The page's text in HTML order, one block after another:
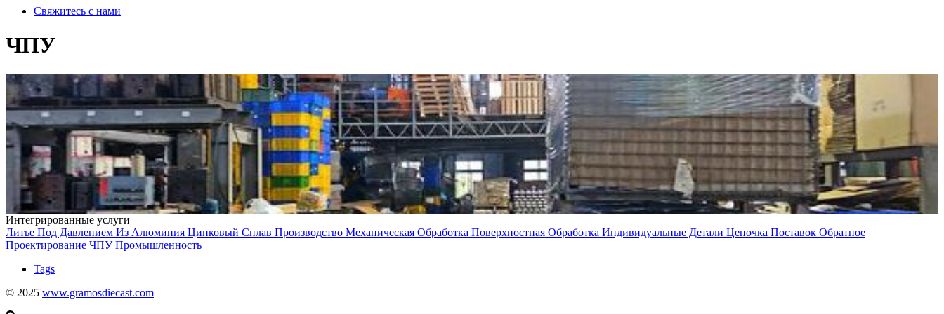
Свяжитесь с нами
ЧПУ
Интегрированные услуги
Литье Под Давлением Из Алюминия Цинковый Сплав Производство Механическая Обработка Поверхностная Обработка Индивидуальные Детали Цепочка Поставок Обратное
Проектирование ЧПУПромышленность
Tags
© 2025 www.gramosdiecast.com